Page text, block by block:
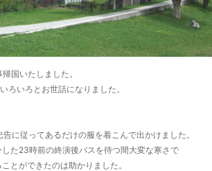
国いたしました。
ろいろとお世話になりました。
に従ってあるだけの服を着こんで出かけました。
た23時前の終演後バスを待つ間大変な寒さで
とができたのは助かりました。